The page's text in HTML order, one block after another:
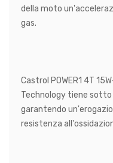
della moto
gas.
Castrol POWER1 4T
Technology tiene
garantendo
resistenza